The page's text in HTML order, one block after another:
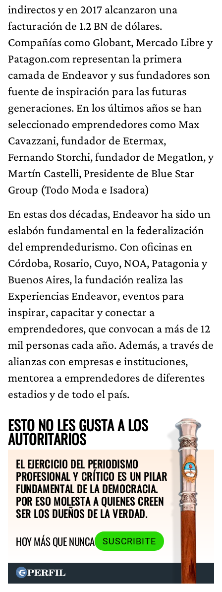
indirectos y en 2017 alcanzaron una
facturación de 1.2 BN de dólares.
Compañías como Globant, Mercado Libre y
Patagon.com representan la primera
camada de Endeavor y sus fundadores son
fuente de inspiración para las futuras
generaciones. En los últimos años se han
seleccionado emprendedores como Max
Cavazzani, fundador de Etermax,
Fernando Storchi, fundador de Megatlon, y
Martín Castelli, Presidente de Blue Star
Group (Todo Moda e Isadora)
En estas dos décadas, Endeavor ha sido un
eslabón fundamental en la federalización
del emprendedurismo. Con oficinas en
Córdoba, Rosario, Cuyo, NOA, Patagonia y
Buenos Aires, la fundación realiza las
Experiencias Endeavor, eventos para
inspirar, capacitar y conectar a
emprendedores, que convocan a más de 12
mil personas cada año. Además, a través de
alianzas con empresas e instituciones,
mentorea a emprendedores de diferentes
estadios y de todo el país.
ESTO NO LES GUSTA A LOS
AUTORITARIOS
EL EJERCICIO DEL PERIODISMO
PROFESIONAL Y CRÍTICO ES UN PILAR
FUNDAMENTAL DE LA DEMOCRACIA.
POR ESO MOLESTA A QUIENES CREEN
SER LOS DUEÑOS DE LA VERDAD.
HOY MÁS QUE NUNCA
SUSCRIBITE